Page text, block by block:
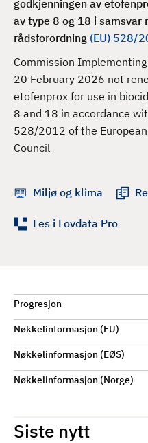
godkjenningen av
av type 8 og 18 i samsvar
rådsforordning (EU) 528/
Commission
20 February 2026 not
etofenprox for use in
8 and 18 in accordance
528/2012 of the
Council
Miljø og klima
Les i Lovdata Pro
Progresjon
Nøkkelinformasjon (EU)
Nøkkelinformasjon (EØS)
Nøkkelinformasjon (Norge)
Siste nytt